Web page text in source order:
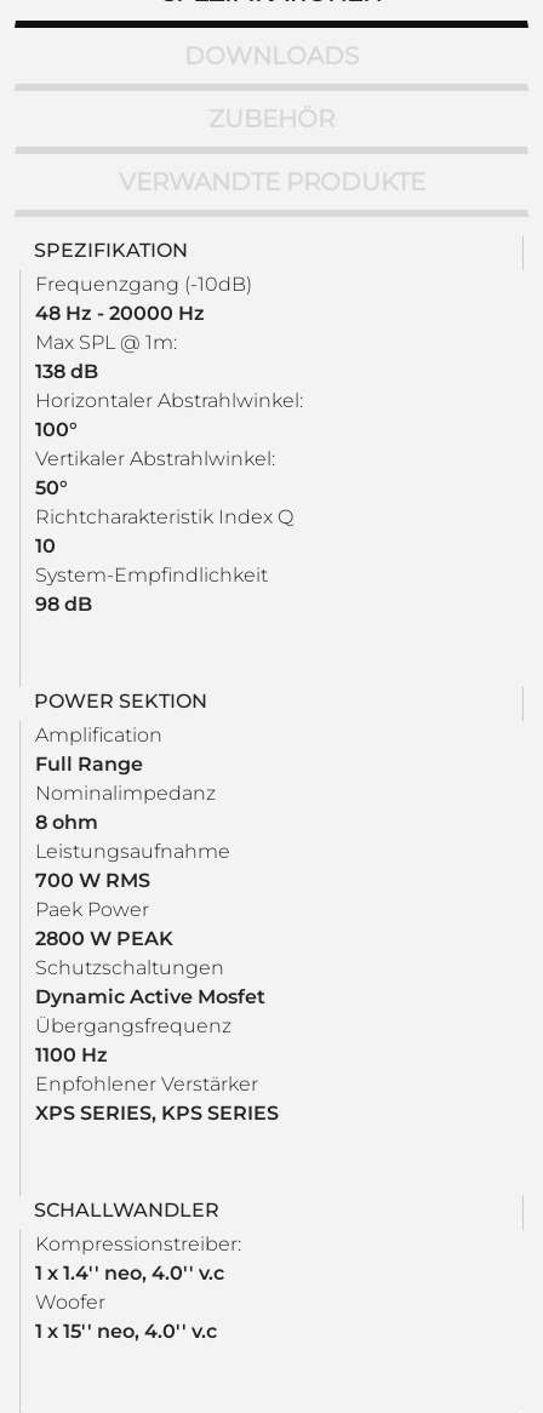
DOWNLOADS
ZUBEHÖR
VERWANDTE PRODUKTE
SPEZIFIKATION
Frequenzgang (-10dB)
48 Hz - 20000 Hz
Max SPL @ 1m:
138 dB
Horizontaler Abstrahlwinkel:
100°
Vertikaler Abstrahlwinkel:
50°
Richtcharakteristik Index Q
10
System-Empfindlichkeit
98 dB
POWER SEKTION
Amplification
Full Range
Nominalimpedanz
8 ohm
Leistungsaufnahme
700 W RMS
Paek Power
2800 W PEAK
Schutzschaltungen
Dynamic Active Mosfet
Übergangsfrequenz
1100 Hz
Enpfohlener Verstärker
XPS SERIES, KPS SERIES
SCHALLWANDLER
Kompressionstreiber:
1 x 1.4'' neo, 4.0'' v.c
Woofer
1 x 15'' neo, 4.0'' v.c